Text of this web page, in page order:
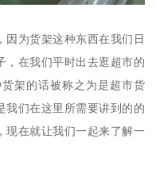
因为货架这种东西在我们日
，在我们平时出去逛超市的
架的话被称之为是超市货
我们在这里所需要讲到的的
现在就让我们一起来了解一